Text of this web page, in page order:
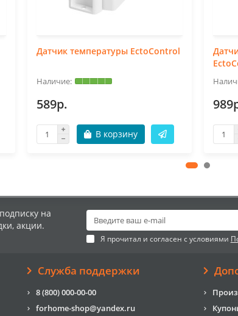
Датчик температуры EctoControl
589р.
В корзину
на
акции.
Я прочитал и согласен с условиями
Служба поддержки
8 (800) 000-00-00
forhome-shop@yandex.ru